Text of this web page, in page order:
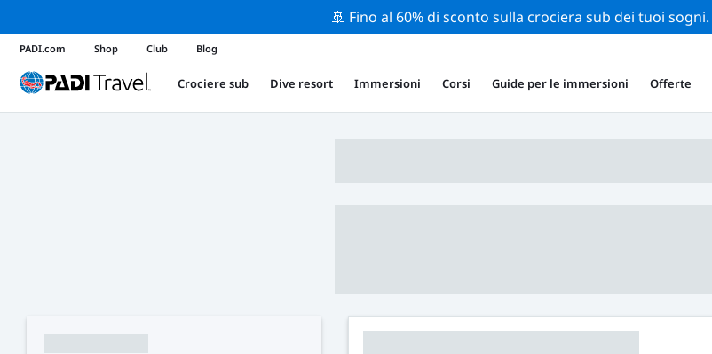
🚢 Fino al 60% di sconto sulla crociera sub dei tuoi sogni.
PADI.com Shop Club Blog
Crociere sub Dive resort Immersioni Corsi Guide per le immersioni Offerte